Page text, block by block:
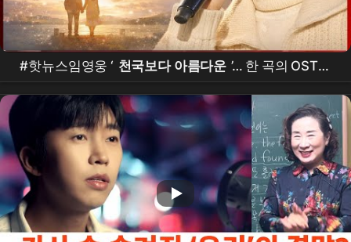
#핫뉴스임영웅 ‘ 천국보다 아름다운 ’… 한 곡의 OST가
남긴 가장 깊은 질문